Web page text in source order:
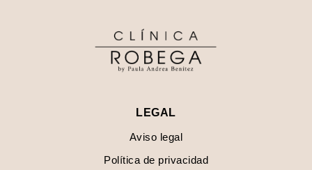
LEGAL
Aviso legal
Política de privacidad